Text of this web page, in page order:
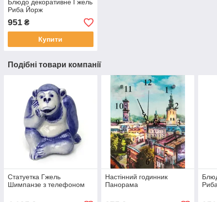
Блюдо декоративне Гжель
Риба Йорж
951 ₴
Купити
Подібні товари компанії
Статуетка Гжель
Шимпанзе з телефоном
Настінний годинник
Панорама